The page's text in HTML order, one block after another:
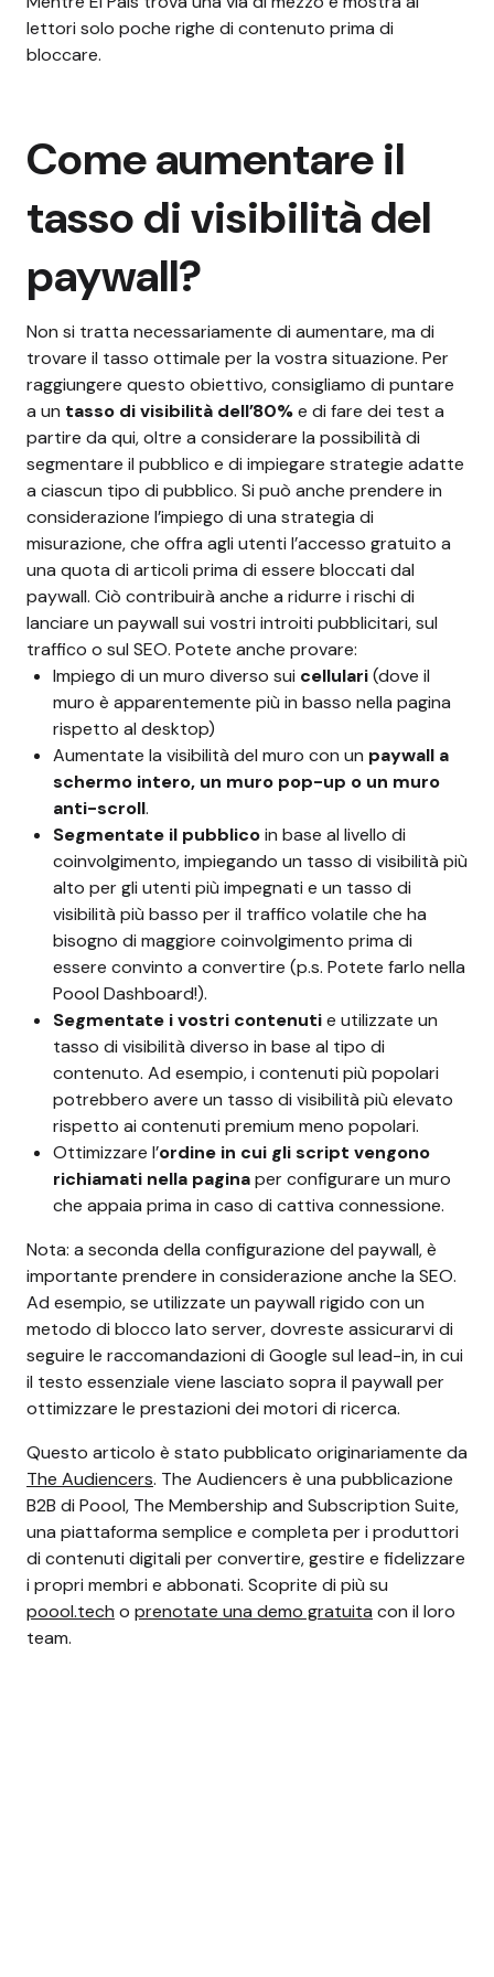
lettori solo poche righe di contenuto prima di
bloccare.
Come aumentare il
tasso di visibilità del
paywall?
Non si tratta necessariamente di aumentare, ma di
trovare il tasso ottimale per la vostra situazione. Per
raggiungere questo obiettivo, consigliamo di puntare
a un tasso di visibilità dell’80%e di fare dei test a
partire da qui, oltre a considerare la possibilità di
segmentare il pubblico e di impiegare strategie adatte
a ciascun tipo di pubblico. Si può anche prendere in
considerazione l’impiego di una strategia di
misurazione, che offra agli utenti l’accesso gratuito a
una quota di articoli prima di essere bloccati dal
paywall. Ciò contribuirà anche a ridurre i rischi di
lanciare un paywall sui vostri introiti pubblicitari, sul
traffico o sul SEO. Potete anche provare:
Impiego di un muro diverso sui cellulari(dove il
muro è apparentemente più in basso nella pagina
rispetto al desktop)
Aumentate la visibilità del muro con un paywall a
schermo intero, un muro pop-up o un muro
anti-scroll.
Segmentate il pubblicoin base al livello di
coinvolgimento, impiegando un tasso di visibilità più
alto per gli utenti più impegnati e un tasso di
visibilità più basso per il traffico volatile che ha
bisogno di maggiore coinvolgimento prima di
essere convinto a convertire (p.s. Potete farlo nella
Poool Dashboard!).
Segmentate i vostri contenutie utilizzate un
tasso di visibilità diverso in base al tipo di
contenuto. Ad esempio, i contenuti più popolari
potrebbero avere un tasso di visibilità più elevato
rispetto ai contenuti premium meno popolari.
Ottimizzare l’ordine in cui gli script vengono
richiamati nella paginaper configurare un muro
che appaia prima in caso di cattiva connessione.
Nota: a seconda della configurazione del paywall, è
importante prendere in considerazione anche la SEO.
Ad esempio, se utilizzate un paywall rigido con un
metodo di blocco lato server, dovreste assicurarvi di
seguire le raccomandazioni di Google sul lead-in, in cui
il testo essenziale viene lasciato sopra il paywall per
ottimizzare le prestazioni dei motori di ricerca.
Questo articolo è stato pubblicato originariamente da
The Audiencers. The Audiencers è una pubblicazione
B2B di Poool, The Membership and Subscription Suite,
una piattaforma semplice e completa per i produttori
di contenuti digitali per convertire, gestire e fidelizzare
i propri membri e abbonati. Scoprite di più su
poool.tech o prenotate una demo gratuita con il loro
team.